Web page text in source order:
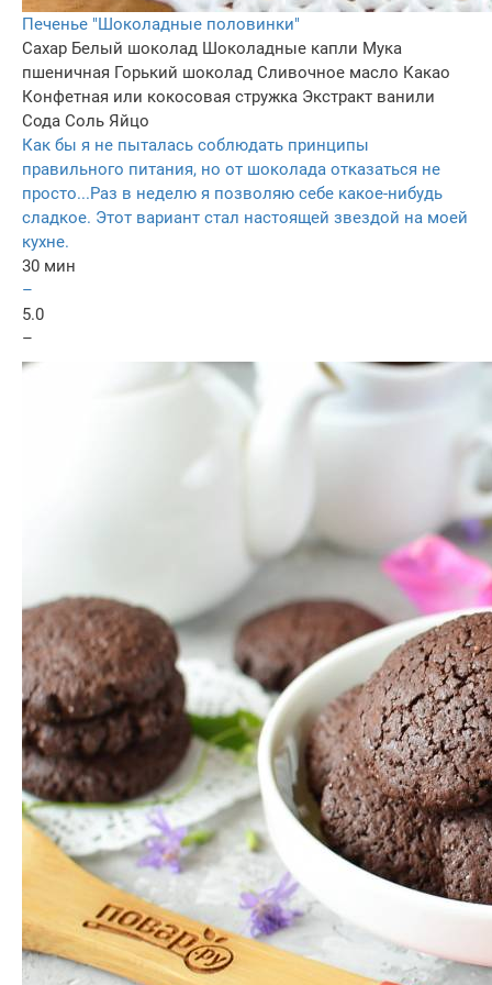
Печенье "Шоколадные половинки"
Сахар Белый шоколад Шоколадные капли Мука
пшеничная Горький шоколад Сливочное масло Какао
Конфетная или кокосовая стружка Экстракт ванили
Сода Соль Яйцо
Как бы я не пыталась соблюдать принципы
правильного питания, но от шоколада отказаться не
просто...Раз в неделю я позволяю себе какое-нибудь
сладкое. Этот вариант стал настоящей звездой на моей
кухне.
30 мин
–
5.0
–